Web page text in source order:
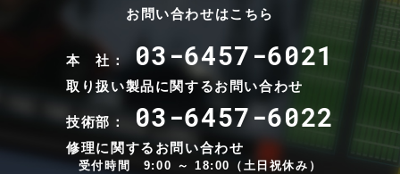
お問い合わせはこちら
本 社： 03-6457-6021
取り扱い製品に関するお問い合わせ
技術部： 03-6457-6022
修理に関するお問い合わせ
受付時間 9:00 ～ 18:00（土日祝休み）